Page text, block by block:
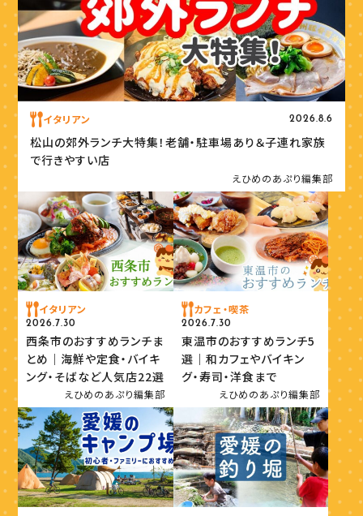
イタリアン 2026.8.6
松山の郊外ランチ大特集！老舗・駐車場あり＆子連れ家族
で行きやすい店
えひめのあぷり編集部
イタリアン
2026.7.30
西条市のおすすめランチま
とめ｜海鮮や定食・バイキ
ング・そばなど人気店22選
えひめのあぷり編集部
カフェ・喫茶
2026.7.30
東温市のおすすめランチ5
選｜和カフェやバイキン
グ・寿司・洋食まで
えひめのあぷり編集部